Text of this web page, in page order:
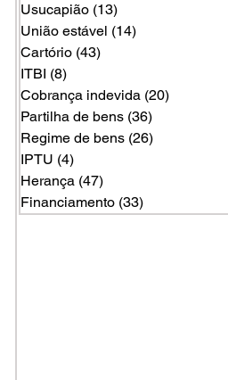
Usucapião (13)
União estável (14)
Cartório (43)
ITBI (8)
Cobrança indevida (20)
Partilha de bens (36)
Regime de bens (26)
IPTU (4)
Herança (47)
Financiamento (33)